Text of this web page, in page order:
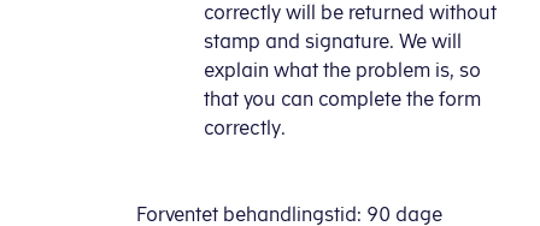
correctly will be returned without
stamp and signature. We will
explain what the problem is, so
that you can complete the form
correctly.
Forventet behandlingstid: 90 dage